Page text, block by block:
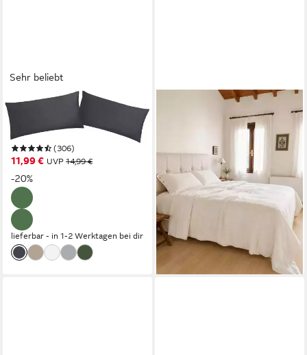
Sehr beliebt
OTTO HOME
Satin Qualität, in Uni Design
(306)
11,99 € UVP 14,99 €
-20%
lieferbar - in 1-2 Werktagen bei dir
Kissenbezug Sofia,
Warmweiß, atmungsaktiv &
hautfreundlich, hergestellt in
Portugal
ab 39,00 €
lieferbar - in 6-8 Werktagen bei dir